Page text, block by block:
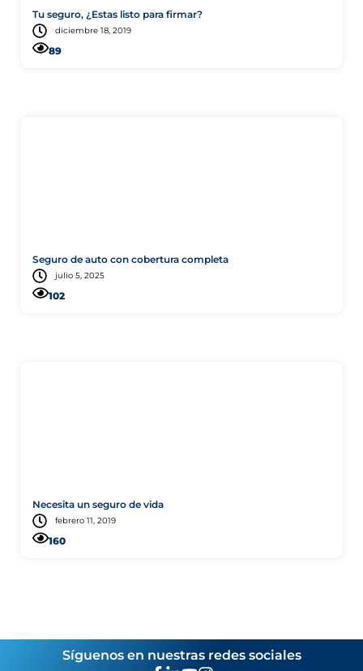
Tu seguro, ¿Estas listo para firmar?
diciembre 18, 2019
89
Seguro de auto con cobertura completa
julio 5, 2025
102
Necesita un seguro de vida
febrero 11, 2019
160
Síguenos en nuestras redes sociales